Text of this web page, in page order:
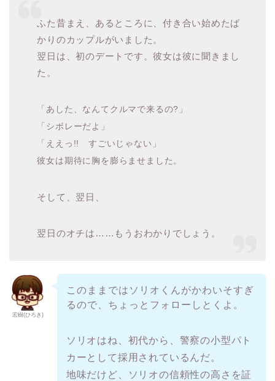
ふた昔まえ、あるところに、付き合い始めたば
かりのカップルがいました。
翌日は、初のデートです。彼女は彼に聞きまし
た。
「あした、なんてクルマで来るの?」
「シボレーだよ」
「ええっ!! すごいじゃない」
彼女は期待に胸を膨らませました。
そして、翌日、
翌日のオチは……もうおわかりでしょう。
宏樹(ひろき)
このままではソリオくんがかわいそすぎ
るので、ちょっとフォローしとくよ。
ソリオはね、初代から、警察の小型パト
カーとして採用されているんだ。
地味だけど、ソリオの信頼性の高さを証